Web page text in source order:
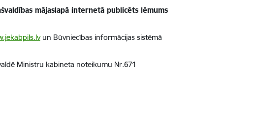
mājaslapā internetā publicēts lēmums
un Būvniecības informācijas sistēmā
Ministru kabineta noteikumu Nr.671